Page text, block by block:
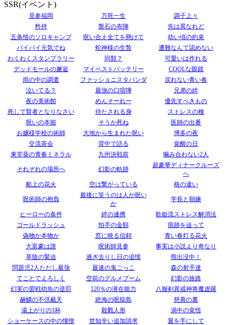
SSR(イベント)
見参福岡 万死一生
調子上々
矜持
盤石の布陣
先は異なれど
五条悟のソロキャンプ
呪い合え全てを懸けて
幼い頃の約束
バイバイ元気でね
蛇神様の生贄
遭難なんて認めない
わくわくスタンプラリー
同類？
可愛いは作れる
デッドモールの邂逅
マイベストバッテリー
COOLな眼鏡
雨の中の調査
ファッショニスタパンダ
戻れない青い春
泣いてる？
最強の口喧嘩
兄弟の絆
夜の美術館
めんそーれー
優先すべきもの
死して賢者となりなさい
待たされる身
ストレスの種
呪いの本能
そうか死ね
医師の出番
お嬢様学校の術師
大地から生まれた呪い
博多の夜
交流茶会
背中で語る
覚醒の日
東堂葵の青春ミネラル
九州決戦前 噛み合わない2人
それぞれの場所へ 幻影の軌跡
超豪華ディナークルーズ
へ
船上の花火
空は繋がっている 格の違い
呪術師の抱負
最後に笑うのは人か呪い
か
学長と朝練
ヒーローの条件 絆の連携
歌姫流ストレス解消法
ゴールドラッシュ
拍手の金額
痕跡を辿って
偽物か本物か
窓に映る信頼
青い春灯る花火
大富豪は誰
呪術師見参
事実は小説より奇なり
草陰の緊迫
過ぎ去りし日の追憶
熊出没中！
問題児2人ただし最強
最速の鬼ごっこ
森の射手達
てことでよろしく
空前のグルメブーム
幻影の旅路
幻実の盟戦幼魚の逆罰
120％の潜在能力
八握剣異戒神将魔虚羅
赫鱗の不倶戴天
絶海の呪獄島
慈善の裏
湯上がりの1杯
殺戮人形
渦中の覚悟
ショーケースの中の憧憬
世知辛い追加請求
翼を手にして